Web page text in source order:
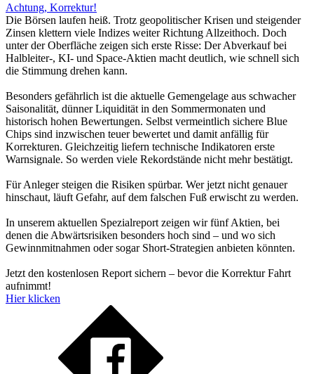
Achtung, Korrektur!
Die Börsen laufen heiß. Trotz geopolitischer Krisen und steigender
Zinsen klettern viele Indizes weiter Richtung Allzeithoch. Doch
unter der Oberfläche zeigen sich erste Risse: Der Abverkauf bei
Halbleiter-, KI- und Space-Aktien macht deutlich, wie schnell sich
die Stimmung drehen kann.
Besonders gefährlich ist die aktuelle Gemengelage aus schwacher
Saisonalität, dünner Liquidität in den Sommermonaten und
historisch hohen Bewertungen. Selbst vermeintlich sichere Blue
Chips sind inzwischen teuer bewertet und damit anfällig für
Korrekturen. Gleichzeitig liefern technische Indikatoren erste
Warnsignale. So werden viele Rekordstände nicht mehr bestätigt.
Für Anleger steigen die Risiken spürbar. Wer jetzt nicht genauer
hinschaut, läuft Gefahr, auf dem falschen Fuß erwischt zu werden.
In unserem aktuellen Spezialreport zeigen wir fünf Aktien, bei
denen die Abwärtsrisiken besonders hoch sind – und wo sich
Gewinnmitnahmen oder sogar Short-Strategien anbieten könnten.
Jetzt den kostenlosen Report sichern – bevor die Korrektur Fahrt
aufnimmt!
Hier klicken